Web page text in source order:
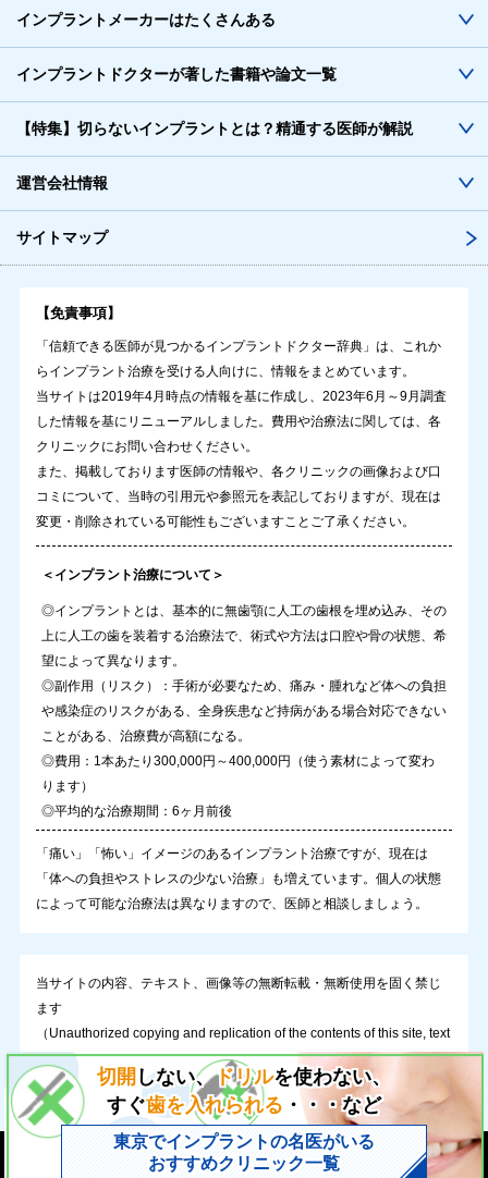
切開 しない、ドリルを使わない、
すぐ歯を入れられる ・・・など
東京でインプラントの名医がいる
おすすめクリニック一覧
インプラントメーカーはたくさんある
インプラントドクターが著した書籍や論文一覧
【特集】切らないインプラントとは？精通する医師が解説
運営会社情報
サイトマップ
【免責事項】
「信頼できる医師が見つかるインプラントドクター辞典」は、これか
らインプラント治療を受ける人向けに、情報をまとめています。
当サイトは2019年4月時点の情報を基に作成し、2023年6月～9月調査
した情報を基にリニューアルしました。費用や治療法に関しては、各
クリニックにお問い合わせください。
また、掲載しております医師の情報や、各クリニックの画像および口
コミについて、当時の引用元や参照元を表記しておりますが、現在は
変更・削除されている可能性もございますことご了承ください。
＜インプラント治療について＞
◎インプラントとは、基本的に無歯顎に人工の歯根を埋め込み、その
上に人工の歯を装着する治療法で、術式や方法は口腔や骨の状態、希
望によって異なります。
◎副作用（リスク）：手術が必要なため、痛み・腫れなど体への負担
や感染症のリスクがある、全身疾患など持病がある場合対応できない
ことがある、治療費が高額になる。
◎費用：1本あたり300,000円～400,000円（使う素材によって変わ
ります）
◎平均的な治療期間：6ヶ月前後
「痛い」「怖い」イメージのあるインプラント治療ですが、現在は
「体への負担やストレスの少ない治療」も増えています。個人の状態
によって可能な治療法は異なりますので、医師と相談しましょう。
当サイトの内容、テキスト、画像等の無断転載・無断使用を固く禁じ
ます
（Unauthorized copying and replication of the contents of this site, text
and images are strictly prohibited.）
Copyright (C)【PR】信頼できる医師が見つかる インプラントドクター事典
All Rights Reserve
d.